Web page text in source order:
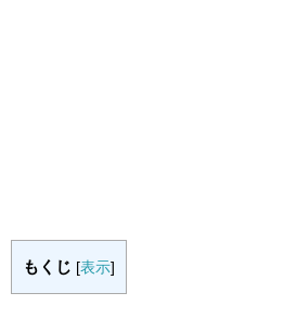
もくじ [表示]